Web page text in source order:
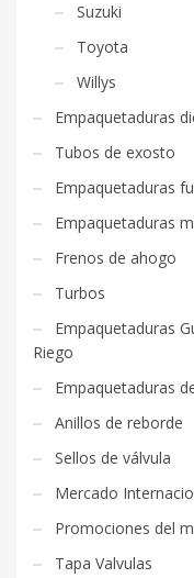
Suzuki
Toyota
Willys
Empaquetaduras
Tubos de exosto
Empaquetaduras
Empaquetaduras
Frenos de ahogo
Turbos
Empaquetaduras
Riego
Empaquetaduras
Anillos de reborde
Sellos de válvula
Mercado
Promociones del
Tapa Valvulas